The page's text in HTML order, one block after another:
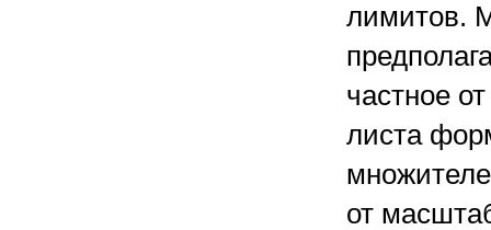
лимитов.
частное
листа
от